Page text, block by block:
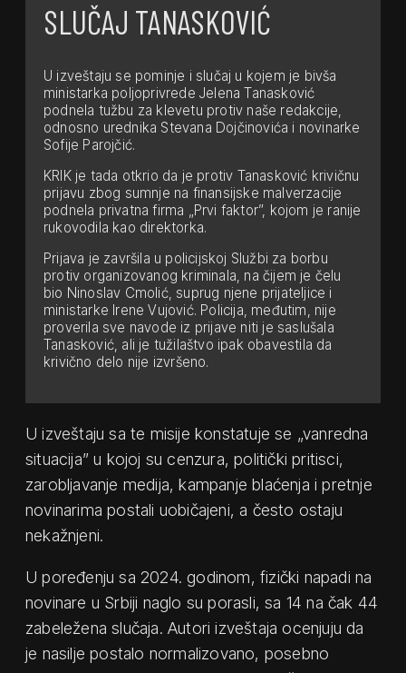
SLUČAJ TANASKOVIĆ
U izveštaju se pominje i slučaj u kojem je bivša
ministarka poljoprivrede Jelena Tanasković
podnela tužbu za klevetu protiv naše redakcije,
odnosno urednika Stevana Dojčinovića i novinarke
Sofije Parojčić.
KRIK je tada otkrio da je protiv Tanasković krivičnu
prijavu zbog sumnje na finansijske malverzacije
podnela privatna firma „Prvi faktor”, kojom je ranije
rukovodila kao direktorka.
Prijava je završila u policijskoj Službi za borbu
protiv organizovanog kriminala, na čijem je čelu
bio Ninoslav Cmolić, suprug njene prijateljice i
ministarke Irene Vujović. Policija, međutim, nije
proverila sve navode iz prijave niti je saslušala
Tanasković, ali je tužilaštvo ipak obavestila da
krivično delo nije izvršeno.
U izveštaju sa te misije konstatuje se „vanredna
situacija” u kojoj su cenzura, politički pritisci,
zarobljavanje medija, kampanje blaćenja i pretnje
novinarima postali uobičajeni, a često ostaju
nekažnjeni.
U poređenju sa 2024. godinom, fizički napadi na
novinare u Srbiji naglo su porasli, sa 14 na čak 44
zabeležena slučaja. Autori izveštaja ocenjuju da
je nasilje postalo normalizovano, posebno